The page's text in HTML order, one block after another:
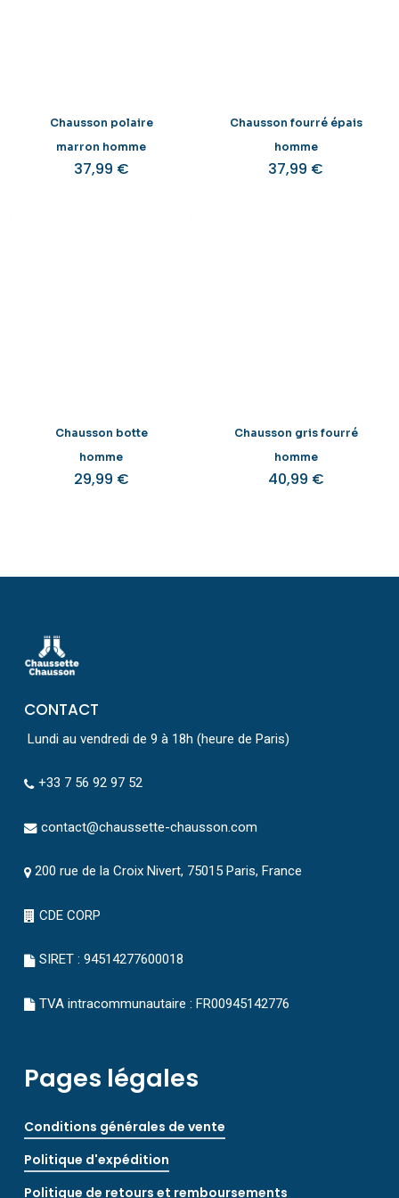
Chausson polaire
marron homme
37,99 €
Chausson fourré épais
homme
37,99 €
Chausson botte
homme
29,99 €
Chausson gris fourré
homme
40,99 €
CONTACT
Lundi au vendredi de 9 à 18h (heure de Paris)
+33 7 56 92 97 52
contact@chaussette-chausson.com
200 rue de la Croix Nivert, 75015 Paris, France
CDE CORP
SIRET : 94514277600018
TVA intracommunautaire : FR00945142776
Pages légales
Conditions générales de vente
Politique d'expédition
Politique de retours et remboursements